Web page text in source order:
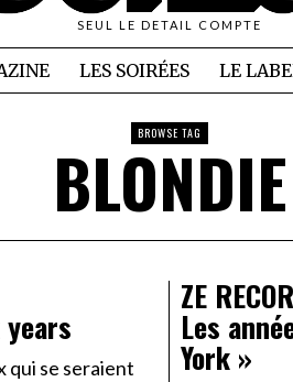
SEUL LE DETAIL COMPTE
LES SOIRÉES LE
BROWSE TAG
BLONDIE
years
qui se seraient
ZE
Les
York »